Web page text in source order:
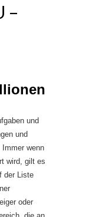
–
und
und
wenn
wird, gilt es
der Liste
oder